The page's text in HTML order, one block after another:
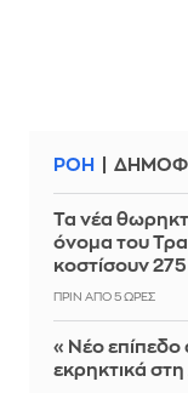
ΡΟΗ
Τα νέα
όνομα του
κοστίσουν
ΠΡΙΝ ΑΠΌ 5 ΏΡΕΣ
«Νέο επίπεδο
εκρηκτικά στη